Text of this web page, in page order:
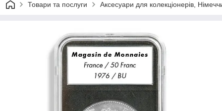
Товари та послуги Аксесуари для колекціонерів,